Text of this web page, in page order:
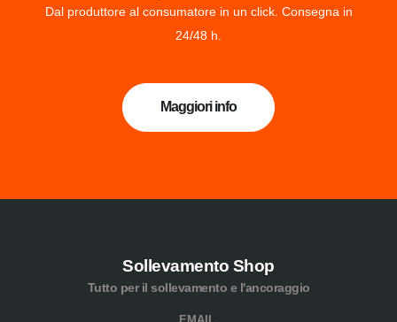
Dal produttore al consumatore in un click. Consegna in
24/48 h.
Maggiori info
Sollevamento Shop
Tutto per il sollevamento e l'ancoraggio